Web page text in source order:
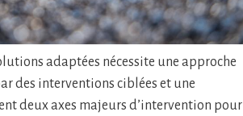
adaptées nécessite une approche
des interventions ciblées et une
deux axes majeurs d’intervention pour